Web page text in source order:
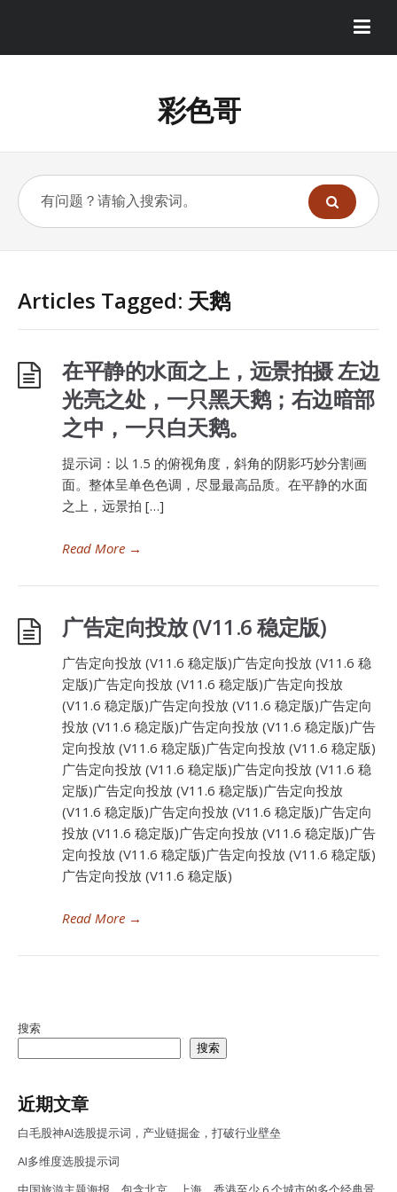
彩色哥
Articles Tagged: 天鹅
在平静的水面之上，远景拍摄 左边
光亮之处，一只黑天鹅；右边暗部
之中，一只白天鹅。
提示词：以 1.5 的俯视角度，斜角的阴影巧妙分割画
面。整体呈单色色调，尽显最高品质。在平静的水面
之上，远景拍 […]
Read More →
广告定向投放 (V11.6 稳定版)
广告定向投放 (V11.6 稳定版)广告定向投放 (V11.6 稳
定版)广告定向投放 (V11.6 稳定版)广告定向投放
(V11.6 稳定版)广告定向投放 (V11.6 稳定版)广告定向
投放 (V11.6 稳定版)广告定向投放 (V11.6 稳定版)广告
定向投放 (V11.6 稳定版)广告定向投放 (V11.6 稳定版)
广告定向投放 (V11.6 稳定版)广告定向投放 (V11.6 稳
定版)广告定向投放 (V11.6 稳定版)广告定向投放
(V11.6 稳定版)广告定向投放 (V11.6 稳定版)广告定向
投放 (V11.6 稳定版)广告定向投放 (V11.6 稳定版)广告
定向投放 (V11.6 稳定版)广告定向投放 (V11.6 稳定版)
广告定向投放 (V11.6 稳定版)
Read More →
搜索
搜索
近期文章
白毛股神AI选股提示词，产业链掘金，打破行业壁垒
AI多维度选股提示词